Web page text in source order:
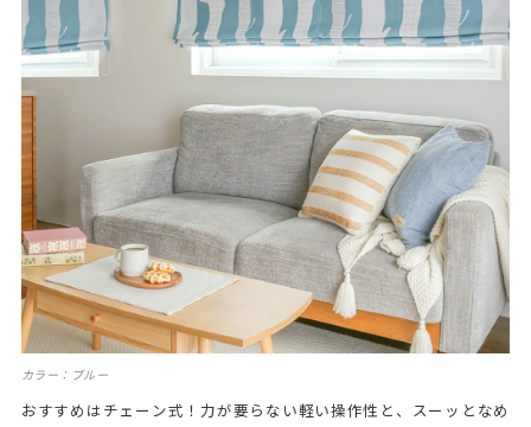
カラー：ブルー
おすすめはチェーン式！力が要らない軽い操作性と、スーッとなめ